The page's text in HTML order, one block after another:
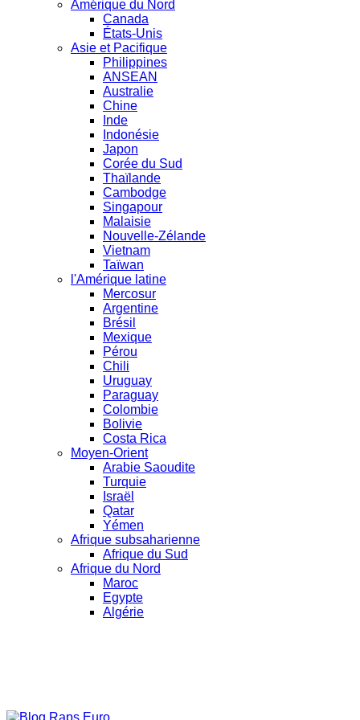
Amérique du Nord
Canada
États-Unis
Asie et Pacifique
Philippines
ANSEAN
Australie
Chine
Inde
Indonésie
Japon
Corée du Sud
Thaïlande
Cambodge
Singapour
Malaisie
Nouvelle-Zélande
Vietnam
Taïwan
l'Amérique latine
Mercosur
Argentine
Brésil
Mexique
Pérou
Chili
Uruguay
Paraguay
Colombie
Bolivie
Costa Rica
Moyen-Orient
Arabie Saoudite
Turquie
Israël
Qatar
Yémen
Afrique subsaharienne
Afrique du Sud
Afrique du Nord
Maroc
Egypte
Algérie